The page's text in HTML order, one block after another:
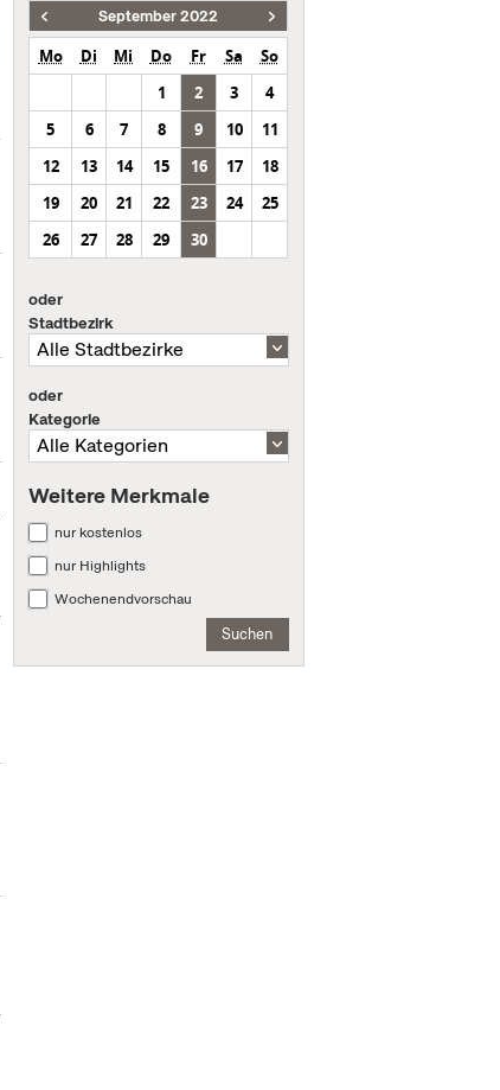
September 2022
Mo Di Mi Do Fr Sa
So
1
2 3
4
5
6 7 8 9 10
11
12
13 14 15 16 17
18
19
20 21 22 23 24
25
26
27 28 29 30
oder
Stadtbezirk
oder
Kategorie
Weitere Merkmale
nur kostenlos
nur Highlights
Wochenendvorschau
Suchen